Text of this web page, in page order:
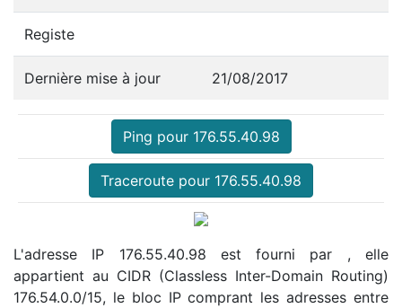
Registe
Dernière mise à jour 21/08/2017
Ping pour 176.55.40.98
Traceroute pour 176.55.40.98
L'adresse IP 176.55.40.98 est fourni par , elle
appartient au CIDR (Classless Inter-Domain Routing)
176.54.0.0/15, le bloc IP comprant les adresses entre